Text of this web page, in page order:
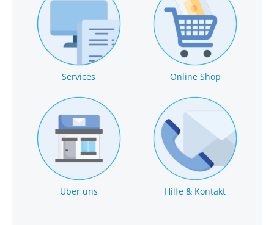
Services Online Shop
Über uns Hilfe & Kontakt